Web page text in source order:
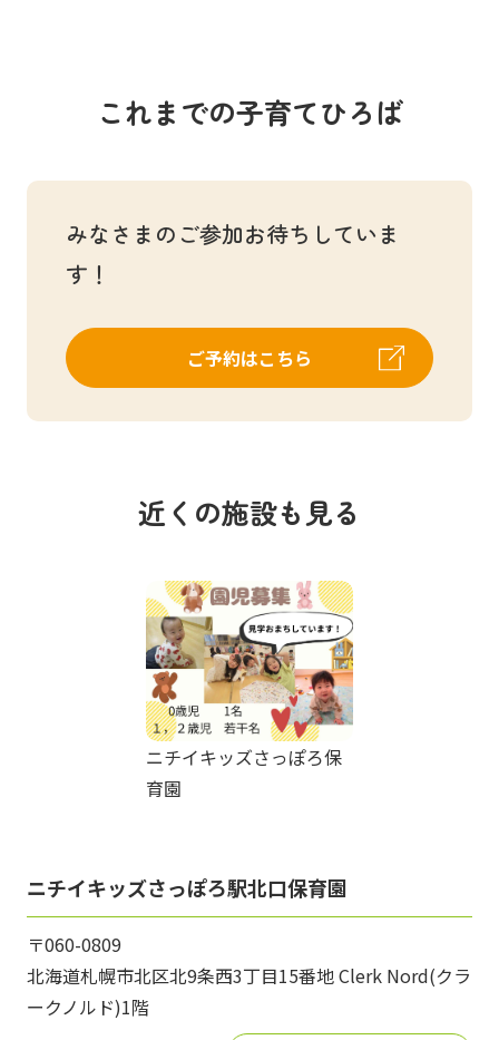
これまでの子育てひろば
みなさまのご参加お待ちしていま
す！
ご予約はこちら
近くの施設も見る
ニチイキッズさっぽろ保
育園
ニチイキッズさっぽろ駅北口保育園
〒060-0809
北海道札幌市北区北9条西3丁目15番地 Clerk Nord(クラ
ークノルド)1階